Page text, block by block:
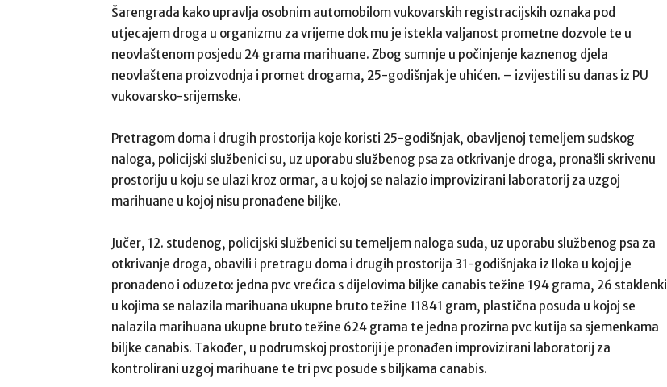
Šarengrada kako upravlja osobnim automobilom vukovarskih registracijskih oznaka pod
utjecajem droga u organizmu za vrijeme dok mu je istekla valjanost prometne dozvole te u
neovlaštenom posjedu 24 grama marihuane. Zbog sumnje u počinjenje kaznenog djela
neovlaštena proizvodnja i promet drogama, 25-godišnjak je uhićen. – izvijestili su danas iz PU
vukovarsko-srijemske.
Pretragom doma i drugih prostorija koje koristi 25-godišnjak, obavljenoj temeljem sudskog
naloga, policijski službenici su, uz uporabu službenog psa za otkrivanje droga, pronašli skrivenu
prostoriju u koju se ulazi kroz ormar, a u kojoj se nalazio improvizirani laboratorij za uzgoj
marihuane u kojoj nisu pronađene biljke.
Jučer, 12. studenog, policijski službenici su temeljem naloga suda, uz uporabu službenog psa za
otkrivanje droga, obavili i pretragu doma i drugih prostorija 31-godišnjaka iz Iloka u kojoj je
pronađeno i oduzeto: jedna pvc vrećica s dijelovima biljke canabis težine 194 grama, 26 staklenki
u kojima se nalazila marihuana ukupne bruto težine 11841 gram, plastična posuda u kojoj se
nalazila marihuana ukupne bruto težine 624 grama te jedna prozirna pvc kutija sa sjemenkama
biljke canabis. Također, u podrumskoj prostoriji je pronađen improvizirani laboratorij za
kontrolirani uzgoj marihuane te tri pvc posude s biljkama canabis.